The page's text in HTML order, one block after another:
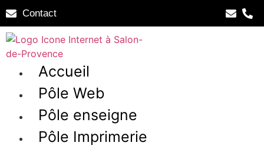
Contact
Accueil
Pôle Web
Pôle enseigne
Pôle Imprimerie